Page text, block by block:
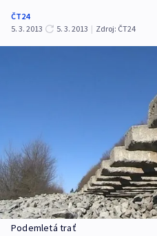
ČT24
5. 3. 2013
5. 3. 2013 | Zdroj: ČT24
Podemletá trať